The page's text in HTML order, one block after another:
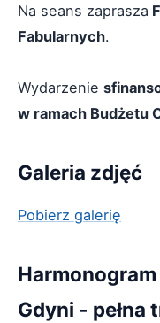
Na seans zaprasza
Fabularnych.
Wydarzenie
w ramach Budżetu
Galeria zdjęć
Pobierz galerię
Gdyni - pełna